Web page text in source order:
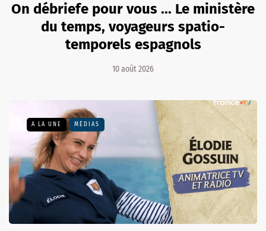
On débriefe pour vous ... Le ministère
du temps, voyageurs spatio-
temporels espagnols
10 août 2026
A LA UNE MÉDIAS